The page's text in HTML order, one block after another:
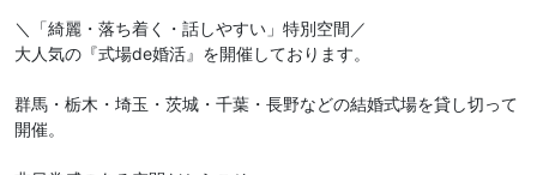
＼「綺麗・落ち着く・話しやすい」特別空間／
大人気の『式場de婚活』を開催しております。
群馬・栃木・埼玉・茨城・千葉・長野などの結婚式場を貸し切って
開催。